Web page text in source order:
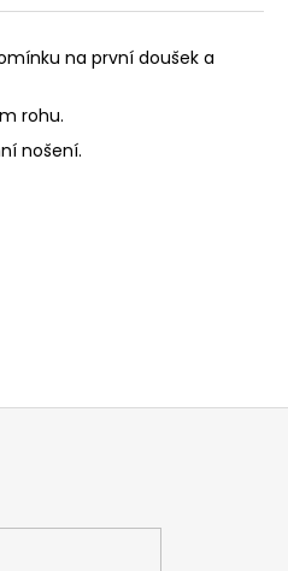
na první doušek a
rohu.
nošení.